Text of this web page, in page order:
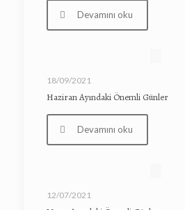
Devamını oku
18/09/2021
Haziran Ayındaki Önemli Günler
Devamını oku
12/07/2021